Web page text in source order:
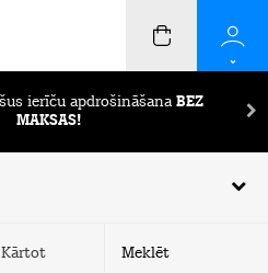
ierīču apdrošināšana BEZ
MAKSAS!
Kārtot